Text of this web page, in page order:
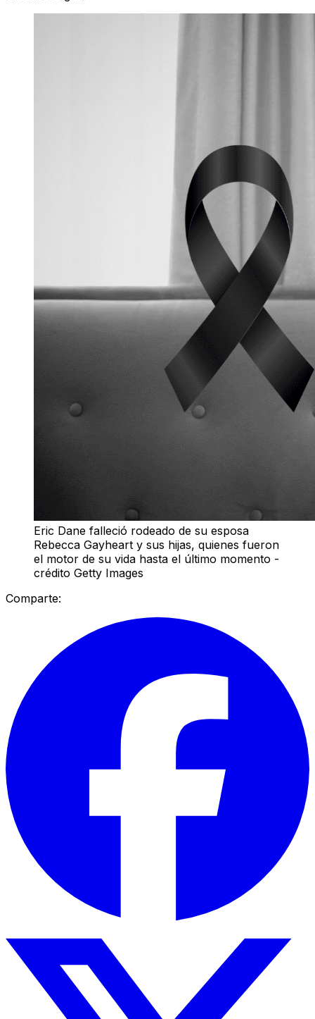
Eric Dane falleció rodeado de su esposa
Rebecca Gayheart y sus hijas, quienes fueron
el motor de su vida hasta el último momento -
crédito Getty Images
Comparte: